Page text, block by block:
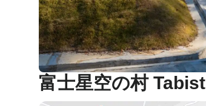
富士星空の村 Tabist